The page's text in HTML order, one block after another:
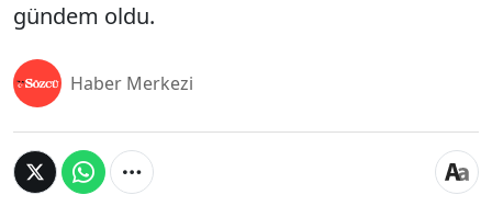
gündem oldu.
Haber Merkezi